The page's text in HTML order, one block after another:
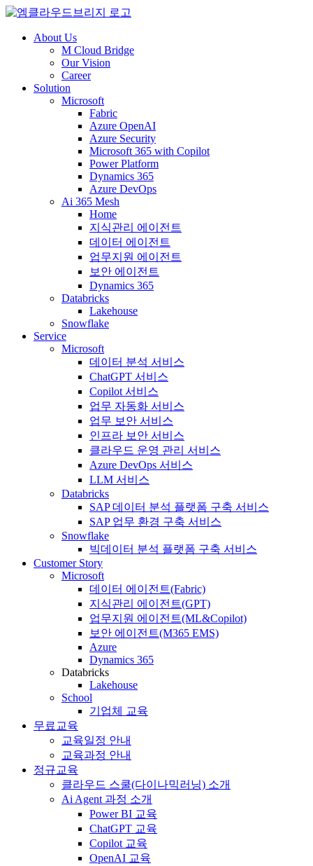
About Us
M Cloud Bridge
Our Vision
Career
Solution
Microsoft
Fabric
Azure OpenAI
Azure Security
Microsoft 365 with Copilot
Power Platform
Dynamics 365
Azure DevOps
Ai 365 Mesh
Home
지식관리 에이전트
데이터 에이전트
업무지원 에이전트
보안 에이전트
Dynamics 365
Databricks
Lakehouse
Snowflake
Service
Microsoft
데이터 분석 서비스
ChatGPT 서비스
Copilot 서비스
업무 자동화 서비스
업무 보안 서비스
인프라 보안 서비스
클라우드 운영 관리 서비스
Azure DevOps 서비스
LLM 서비스
Databricks
SAP 데이터 분석 플랫폼 구축 서비스
SAP 업무 환경 구축 서비스
Snowflake
빅데이터 분석 플랫폼 구축 서비스
Customer Story
Microsoft
데이터 에이전트(Fabric)
지식관리 에이전트(GPT)
업무지원 에이전트(ML&Copilot)
보안 에이전트(M365 EMS)
Azure
Dynamics 365
Databricks
Lakehouse
School
기업체 교육
무료교육
교육일정 안내
교육과정 안내
정규교육
클라우드 스쿨(다이나믹러닝) 소개
Ai Agent 과정 소개
Power BI 교육
ChatGPT 교육
Copilot 교육
OpenAI 교육